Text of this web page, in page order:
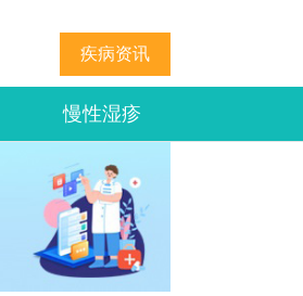
疾病资讯
慢性湿疹